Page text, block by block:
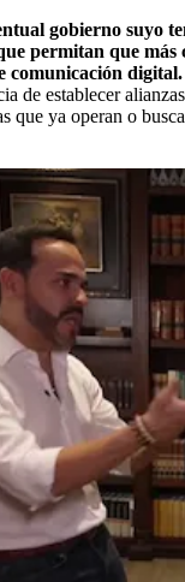
gobierno suyo
permitan que más
comunicación digital.
de establecer
que ya operan o